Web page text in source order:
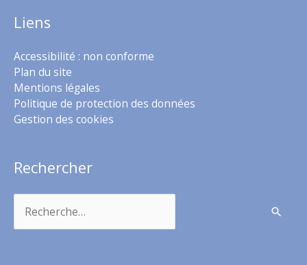
Liens
Accessibilité : non conforme
Plan du site
Mentions légales
Politique de protection des données
Gestion des cookies
Rechercher